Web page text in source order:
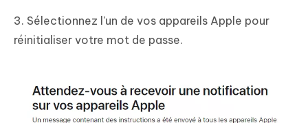
3. Sélectionnez l'un de vos appareils Apple pour
réinitialiser votre mot de passe.